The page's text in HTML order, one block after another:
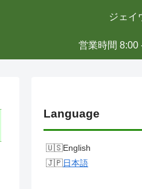
ジェイ
営業時間 8:00
Language
English
日本語